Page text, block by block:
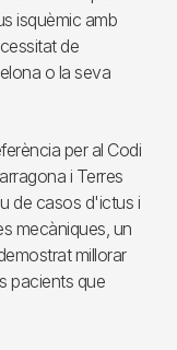
isquèmic amb
de
o la seva
per al Codi
i Terres
de casos d'ictus i
mecàniques, un
millorar
pacients que